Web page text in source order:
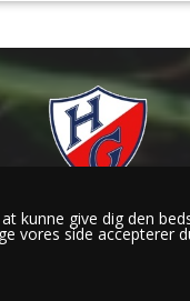
Allé 233 C | DK-
|
Olsen:
kunne give dig den
vores side accepterer